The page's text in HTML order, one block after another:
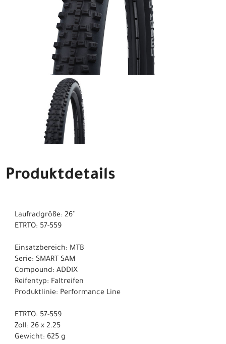
Produktdetails
Laufradgröße: 26"
ETRTO: 57-559
Einsatzbereich: MTB
Serie: SMART SAM
Compound: ADDIX
Reifentyp: Faltreifen
Produktlinie: Performance Line
ETRTO: 57-559
Zoll: 26 x 2.25
Gewicht: 625 g